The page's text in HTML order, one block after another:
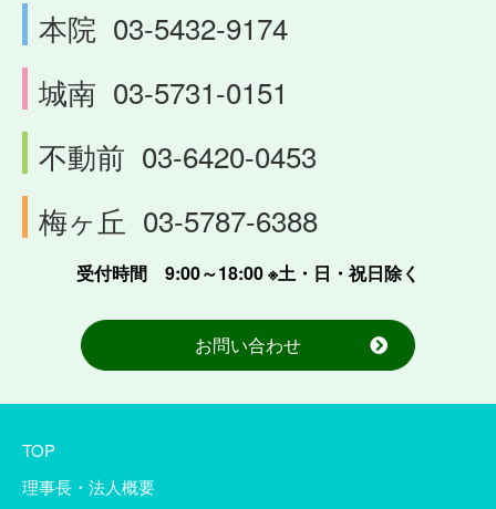
本院 03-5432-9174
城南 03-5731-0151
不動前 03-6420-0453
梅ヶ丘 03-5787-6388
受付時間 9:00～18:00 ※土・日・祝日除く
お問い合わせ
TOP
理事長・法人概要